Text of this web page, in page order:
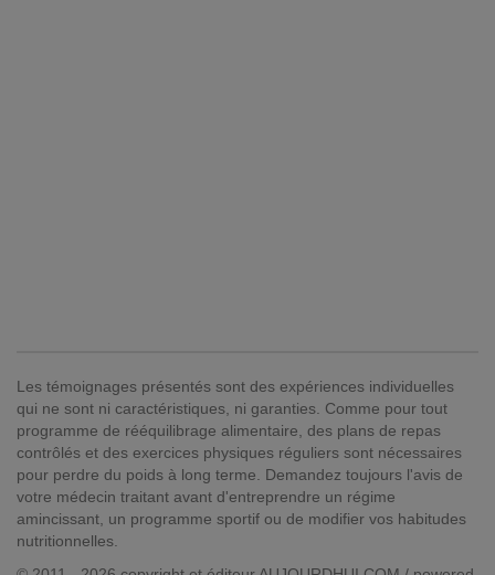
Les témoignages présentés sont des expériences individuelles
qui ne sont ni caractéristiques, ni garanties. Comme pour tout
programme de rééquilibrage alimentaire, des plans de repas
contrôlés et des exercices physiques réguliers sont nécessaires
pour perdre du poids à long terme. Demandez toujours l'avis de
votre médecin traitant avant d'entreprendre un régime
amincissant, un programme sportif ou de modifier vos habitudes
nutritionnelles.